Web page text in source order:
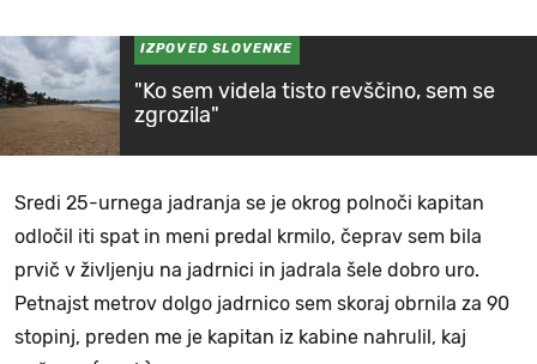
IZPOVED SLOVENKE
"Ko sem videla tisto revščino, sem se
zgrozila"
Sredi 25-urnega jadranja se je okrog polnoči kapitan
odločil iti spat in meni predal krmilo, čeprav sem bila
prvič v življenju na jadrnici in jadrala šele dobro uro.
Petnajst metrov dolgo jadrnico sem skoraj obrnila za 90
stopinj, preden me je kapitan iz kabine nahrulil, kaj